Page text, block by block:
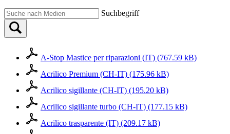
Suchbegriff
A-Stop Mastice per riparazioni (IT) (767.59 kB)
Acrilico Premium (CH-IT) (175.96 kB)
Acrilico sigillante (CH-IT) (195.20 kB)
Acrilico sigillante turbo (CH-IT) (177.15 kB)
Acrilico trasparente (IT) (209.17 kB)